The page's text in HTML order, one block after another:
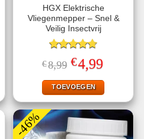
HGX Elektrische
Vliegenmepper – Snel &
Veilig Insectvrij
Gewaardeerd
4.70uit 5
€8,99 Oorspronkelijke
prijs
was:
€8,99.
€4,99
is:
€4,99.
TOEVOEGEN
-46%